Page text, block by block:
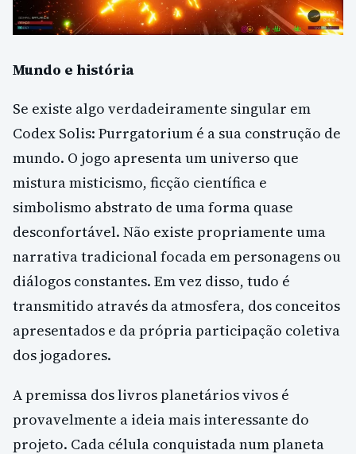
Mundo e história
Se existe algo verdadeiramente singular em
Codex Solis: Purrgatorium é a sua construção de
mundo. O jogo apresenta um universo que
mistura misticismo, ficção científica e
simbolismo abstrato de uma forma quase
desconfortável. Não existe propriamente uma
narrativa tradicional focada em personagens ou
diálogos constantes. Em vez disso, tudo é
transmitido através da atmosfera, dos conceitos
apresentados e da própria participação coletiva
dos jogadores.
A premissa dos livros planetários vivos é
provavelmente a ideia mais interessante do
projeto. Cada célula conquistada num planeta